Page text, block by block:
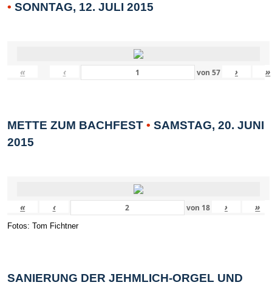
• SONNTAG, 12. JULI 2015
« ‹ von 57 › »
METTE ZUM BACHFEST • SAMSTAG, 20. JUNI
2015
« ‹ von 18 › »
Fotos: Tom Fichtner
SANIERUNG DER JEHMLICH-ORGEL UND